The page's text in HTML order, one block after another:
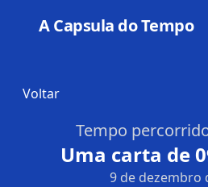
A Capsula do Tempo
Voltar
Tempo
Uma carta de
9 de dezembro